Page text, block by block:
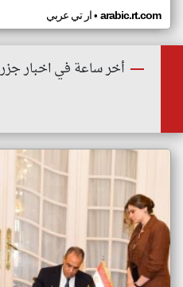
ار تي عربي• arabic.rt.com
أخر ساعة في اخبار جزر